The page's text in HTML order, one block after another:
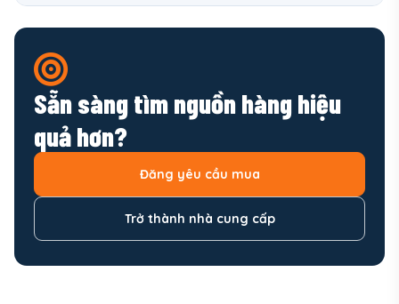
Sẵn sàng tìm nguồn hàng hiệu
quả hơn?
Đăng yêu cầu mua
Trở thành nhà cung cấp